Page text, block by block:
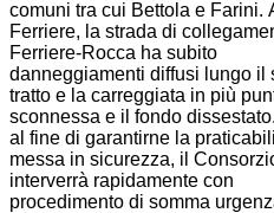
comuni tra cui Bettola e Farini.
Ferriere, la strada di
Ferriere-Rocca ha subito
danneggiamenti diffusi lungo il
tratto e la carreggiata in più
sconnessa e il fondo
al fine di garantirne la
messa in sicurezza, il
interverrà rapidamente con
procedimento di somma